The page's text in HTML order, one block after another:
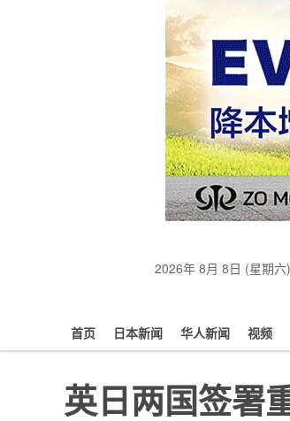
2026年 8月 8日 (星期六)
首页 日本新闻 华人新闻 视频
英日两国签署